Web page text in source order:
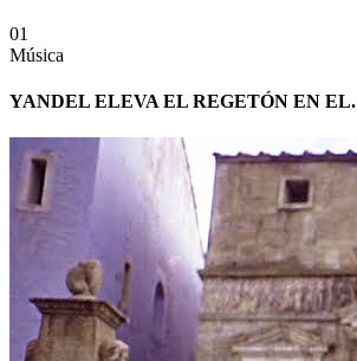
01
Música
YANDEL ELEVA EL REGETÓN EN EL.